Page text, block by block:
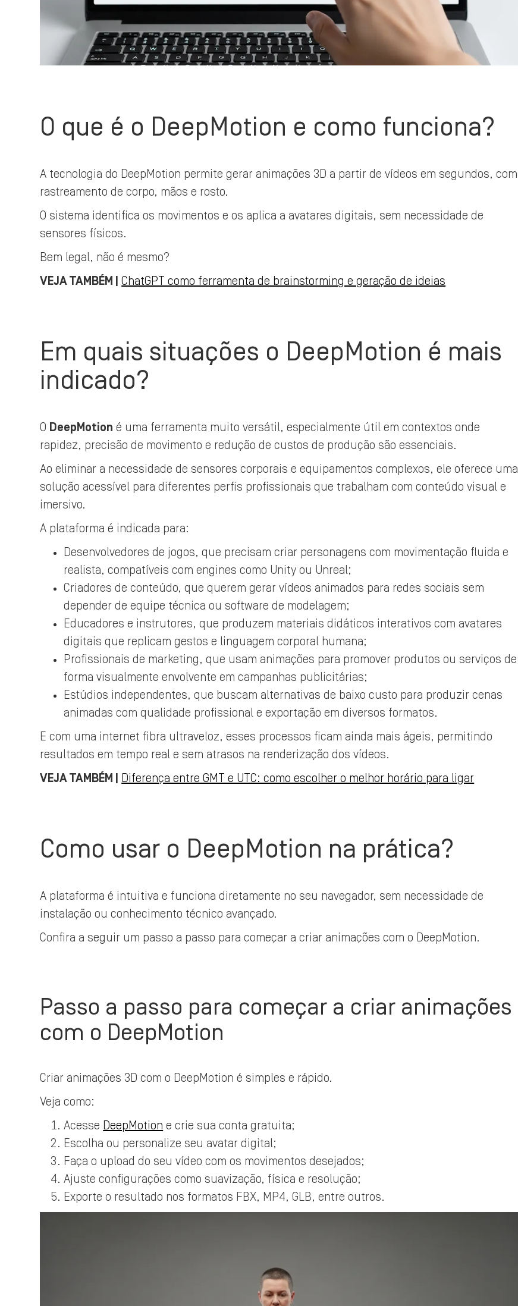
O que é o DeepMotion e como funciona?
A tecnologia do DeepMotion permite gerar animações 3D a partir de vídeos em segundos, com
rastreamento de corpo, mãos e rosto.
O sistema identifica os movimentos e os aplica a avatares digitais, sem necessidade de
sensores físicos.
Bem legal, não é mesmo?
VEJA TAMBÉM |
ChatGPT como ferramenta de brainstorming e geração de ideias
Em quais situações o DeepMotion é mais
indicado?
O DeepMotion é uma ferramenta muito versátil, especialmente útil em contextos onde
rapidez, precisão de movimento e redução de custos de produção são essenciais.
Ao eliminar a necessidade de sensores corporais e equipamentos complexos, ele oferece uma
solução acessível para diferentes perfis profissionais que trabalham com conteúdo visual e
imersivo.
A plataforma é indicada para:
Desenvolvedores de jogos, que precisam criar personagens com movimentação fluida e
realista, compatíveis com engines como Unity ou Unreal;
Criadores de conteúdo, que querem gerar vídeos animados para redes sociais sem
depender de equipe técnica ou software de modelagem;
Educadores e instrutores, que produzem materiais didáticos interativos com avatares
digitais que replicam gestos e linguagem corporal humana;
Profissionais de marketing, que usam animações para promover produtos ou serviços de
forma visualmente envolvente em campanhas publicitárias;
Estúdios independentes, que buscam alternativas de baixo custo para produzir cenas
animadas com qualidade profissional e exportação em diversos formatos.
E com uma internet fibra ultraveloz, esses processos ficam ainda mais ágeis, permitindo
resultados em tempo real e sem atrasos na renderização dos vídeos.
VEJA TAMBÉM |
Diferença entre GMT e UTC: como escolher o melhor horário para ligar
Como usar o DeepMotion na prática?
A plataforma é intuitiva e funciona diretamente no seu navegador, sem necessidade de
instalação ou conhecimento técnico avançado.
Confira a seguir um passo a passo para começar a criar animações com o DeepMotion.
Passo a passo para começar a criar animações
com o DeepMotion
Criar animações 3D com o DeepMotion é simples e rápido.
Veja como:
Acesse DeepMotion e crie sua conta gratuita;
Escolha ou personalize seu avatar digital;
Faça o upload do seu vídeo com os movimentos desejados;
Ajuste configurações como suavização, física e resolução;
Exporte o resultado nos formatos FBX, MP4, GLB, entre outros.